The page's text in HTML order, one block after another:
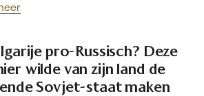
pro-Russisch? Deze
wilde van zijn land de
Sovjet-staat maken